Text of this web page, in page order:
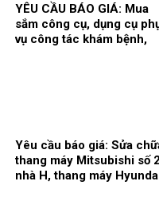
YÊU CẦU BÁO GIÁ: Mua
sắm công cụ, dụng cụ
vụ công tác khám bệnh,
Yêu cầu báo giá: Sửa
thang máy Mitsubishi số 2
nhà H, thang máy